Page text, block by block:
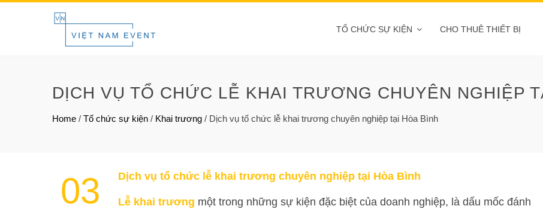
TỔ CHỨC SỰ KIỆN CHO THUÊ THIẾT BỊ
DỊCH VỤ TỔ CHỨC LỄ KHAI TRƯƠNG CHUYÊN NGHIỆP
Home / Tổ chức sự kiện / Khai trương / Dịch vụ tổ chức lễ khai trương chuyên nghiệp tại Hòa Bình
03 Dịch vụ tổ chức lễ khai trương chuyên nghiệp tại Hòa Bình
Lễ khai trương một trong những sự kiện đặc biệt của doanh nghiệp, là dấu mốc đánh